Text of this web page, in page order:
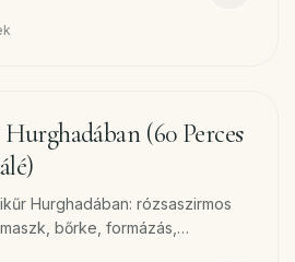
(60 Perces
Hurghadában: rózsaszirmos
bőrke, formázás,